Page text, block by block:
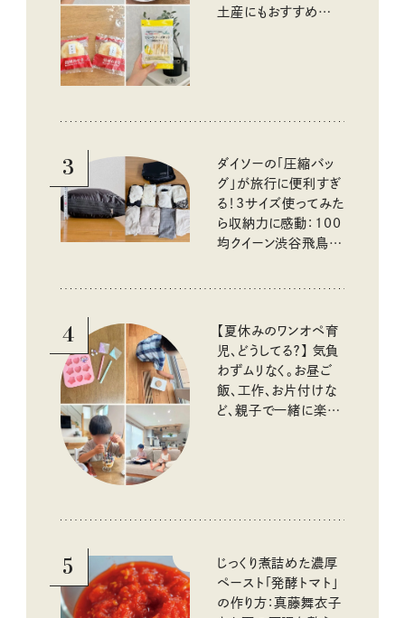
土産にもおすすめのお
3
ダイソーの「圧縮バッ
グ」が旅行に便利すぎ
る！3サイズ使ってみた
ら収納力に感動：100
均クイーン渋谷飛鳥の
4
【夏休みのワンオペ育
児、どうしてる？】 気負
わずムリなく。お昼ご
飯、工作、お片付けな
ど、親子で一緒に楽し
5
じっくり煮詰めた濃厚
ペースト「発酵トマト」
の作り方：真藤舞衣子